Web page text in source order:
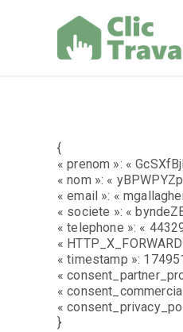
{
« prenom »: «
« nom »: «
« email »: «
« societe »: «
« telephone »: «
«
« timestamp »:
«
«
«
}